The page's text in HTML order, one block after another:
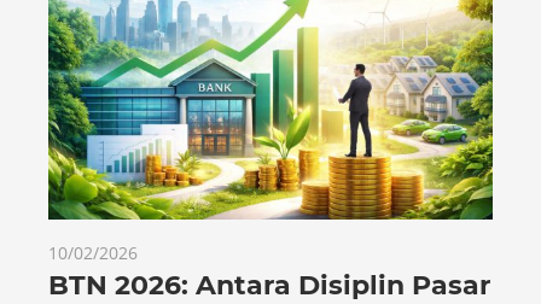
10/02/2026
BTN 2026: Antara Disiplin Pasar